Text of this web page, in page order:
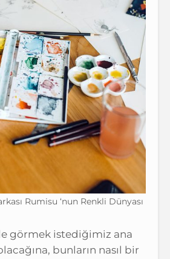
Rumisu ‘nun Renkli Dünyası
görmek istediğimiz ana
bunların nasıl bir